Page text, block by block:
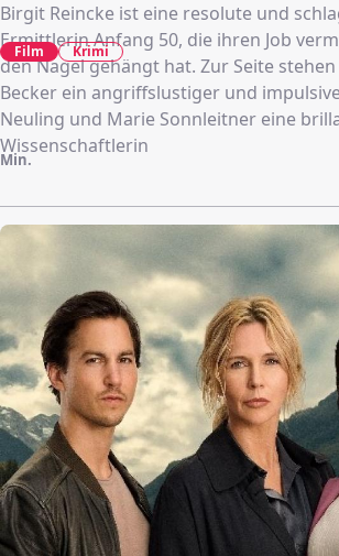
Birgit Reincke ist eine resolute und
Ermittlerin Anfang 50, die ihren Job
den Nagel gehängt hat. Zur Seite stehen
Becker ein angriffslustiger und
Neuling und Marie Sonnleitner eine
Wissenschaftlerin
Min.
Film Krimi